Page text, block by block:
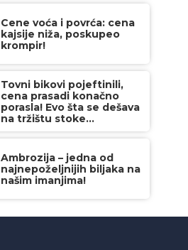
Cene voća i povrća: cena
kajsije niža, poskupeo
krompir!
Tovni bikovi pojeftinili,
cena prasadi konačno
porasla! Evo šta se dešava
na tržištu stoke...
Ambrozija – jedna od
najnepoželjnijih biljaka na
našim imanjima!